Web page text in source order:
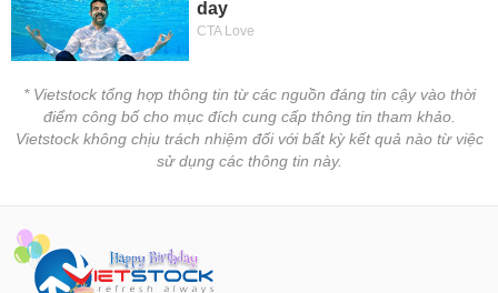
* Vietstock tổng hợp thông tin từ các nguồn đáng tin cậy vào thời
điểm công bố cho mục đích cung cấp thông tin tham khảo.
Vietstock không chịu trách nhiệm đối với bất kỳ kết quả nào từ việc
sử dụng các thông tin này.